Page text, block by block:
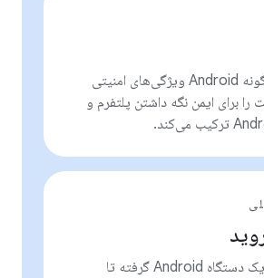
بیاموزید که چگونه Android ویژگی‌های امنیتی
برای ایمن نگه داشتن پلتفرم و
از اجزای اصلی یک دستگاه Android گرفته تا